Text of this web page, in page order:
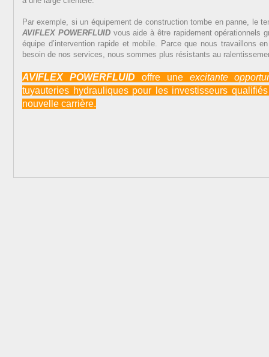
Par exemple, si un équipement de construction tombe en panne, le
AVIFLEX POWERFLUIDvous aide à être rapidement opérationnels
équipe d’intervention rapide et mobile. Parce que nous travaillons
besoin de nos services, nous sommes plus résistants au
AVIFLEX POWERFLUID offre uneexcitante
tuyauteries hydrauliques pour les investisseurs
nouvelle carrière.